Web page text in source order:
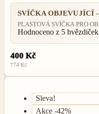
SVÍČKA OBJEVUJÍCÍ
PLASTOVÁ SVÍČKA PRO
Hodnoceno z 5
400 Kč
774 Kč
Sleva!
Akce -42%